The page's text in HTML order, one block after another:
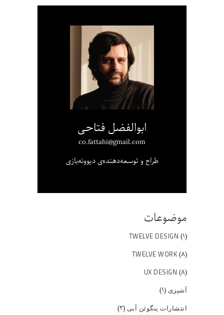
ابوالفضل فتاحی
co.fattahi@gmail.com
طراح و توسعه‌دهنده‌ی دیوونه‌بازی
موضوعات
TWELVE DESIGN (۱)
TWELVE WORK (۸)
UX DESIGN (۸)
آشپزی (۱)
انتشارات پنگوئن آبی (۲)